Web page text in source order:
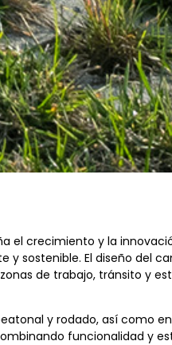
el crecimiento y la
sostenible. El diseño del
de trabajo, tránsito y
y rodado, así como
funcionalidad y